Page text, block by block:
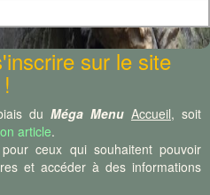
sur le site
du Méga Menu Accueil, soit
article.
ceux qui souhaitent pouvoir
et accéder à des informations